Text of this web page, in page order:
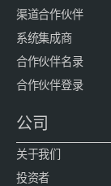
渠道合作伙伴
系统集成商
合作伙伴名录
合作伙伴登录
公司
关于我们
投资者